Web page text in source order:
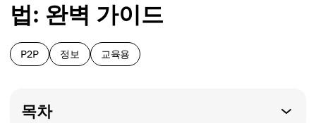
법: 완벽 가이드
P2P 정보 교육용
목차